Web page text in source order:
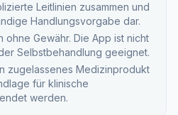
Leitlinien zusammen und
Handlungsvorgabe dar.
Gewähr. Die App ist nicht
Selbstbehandlung geeignet.
zugelassenes Medizinprodukt
für klinische
werden.